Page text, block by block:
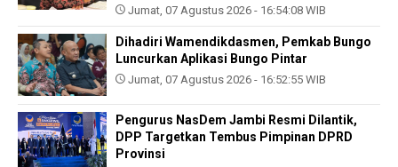
Jumat, 07 Agustus 2026 - 16:54:08 WIB
Dihadiri Wamendikdasmen, Pemkab Bungo
Luncurkan Aplikasi Bungo Pintar
Jumat, 07 Agustus 2026 - 16:52:55 WIB
Pengurus NasDem Jambi Resmi Dilantik,
DPP Targetkan Tembus Pimpinan DPRD
Provinsi